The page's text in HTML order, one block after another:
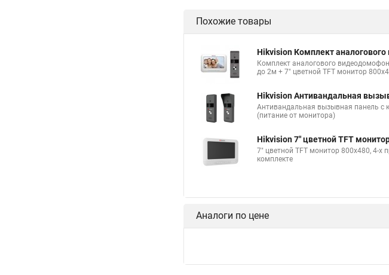
Похожие товары
Hikvision Комплект
Комплект аналогового
до 2м + 7" цветной TFT монитор
Hikvision Антивандальная
Антивандальная вызывная панель с
(питание от монитора)
Hikvision 7" цветной TFT
7" цветной TFT монитор 800х480, 4-х
комплекте
Аналоги по цене